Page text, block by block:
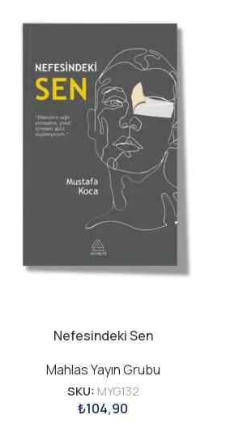
Nefesindeki Sen
Mahlas Yayın Grubu
SKU: MYG132
₺104,90